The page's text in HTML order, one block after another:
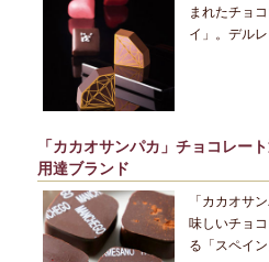
まれたチョ
イ」。デルレ
「カカオサンパカ」チョコレー
用達ブランド
「カカオサ
味しいチョ
る「スペイン